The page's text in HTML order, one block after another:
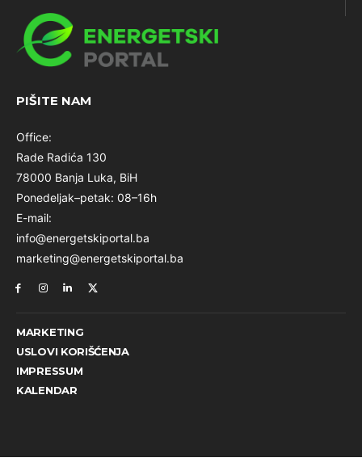
PIŠITE NAM
Office:
Rade Radića 130
78000 Banja Luka, BiH
Ponedeljak–petak: 08–16h
E-mail:
info@energetskiportal.ba
marketing@energetskiportal.ba
MARKETING
USLOVI KORIŠĆENJA
IMPRESSUM
KALENDAR